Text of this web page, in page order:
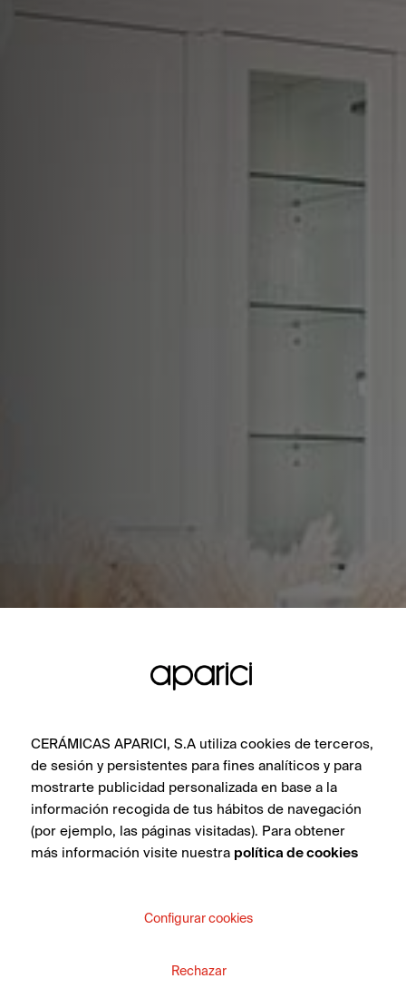
CERÁMICAS APARICI, S.A utiliza cookies de terceros,
de sesión y persistentes para fines analíticos y para
mostrarte publicidad personalizada en base a la
información recogida de tus hábitos de navegación
(por ejemplo, las páginas visitadas). Para obtener
más información visite nuestra política de cookies
Configurar cookies
Rechazar